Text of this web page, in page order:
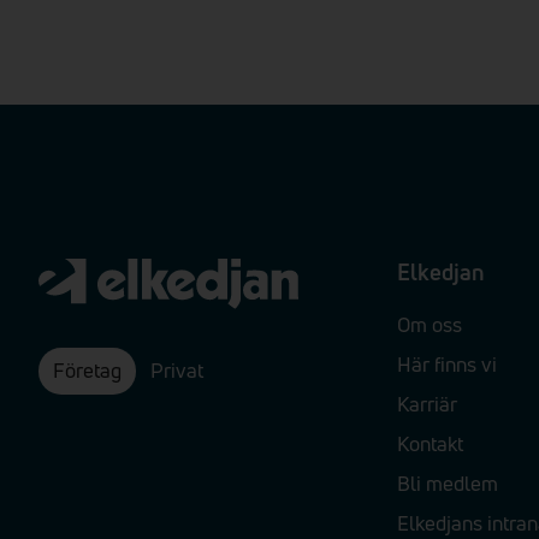
Företag Privat
Elkedjan
Om oss
Här finns vi
Karriär
Kontakt
Bli medlem
Elkedjans